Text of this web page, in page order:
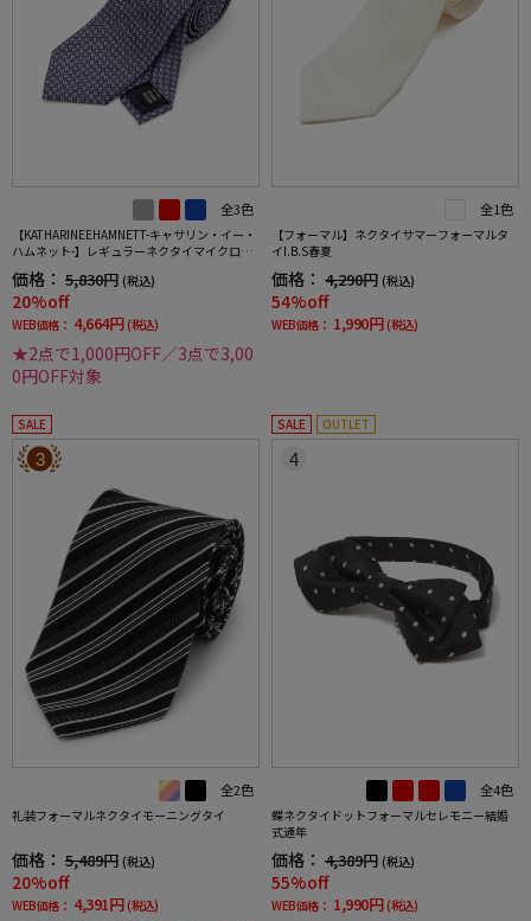
全3色
【KATHARINEEHAMNETT-キャサリン・イー・
ハムネット-】レギュラーネクタイマイクロパ
ターンシルク100%7.5cm巾
価格： 5,830円 (税込)
20%off
WEB価格： 4,664円 (税込)
★2点で1,000円OFF／3点で3,00
0円OFF対象
全1色
【フォーマル】ネクタイサマーフォーマルタ
イI.B.S春夏
価格： 4,290円 (税込)
54%off
WEB価格： 1,990円 (税込)
SALE
3
全2色
礼装フォーマルネクタイモーニングタイ
価格： 5,489円 (税込)
20%off
WEB価格： 4,391円 (税込)
SALE OUTLET
4
全4色
蝶ネクタイドットフォーマルセレモニー結婚
式通年
価格： 4,389円 (税込)
55%off
WEB価格： 1,990円 (税込)